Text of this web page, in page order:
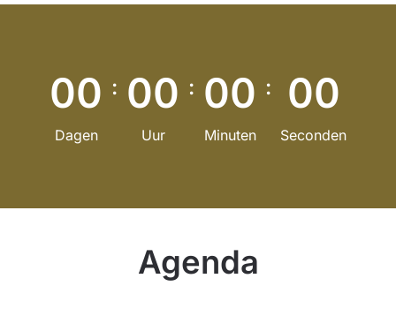
00
Dagen
: 00
Uur
: 00
Minuten
: 00
Seconden
Agenda